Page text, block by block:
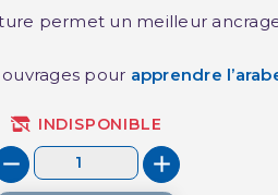
permet un meilleur
pour apprendre
INDISPONIBLE